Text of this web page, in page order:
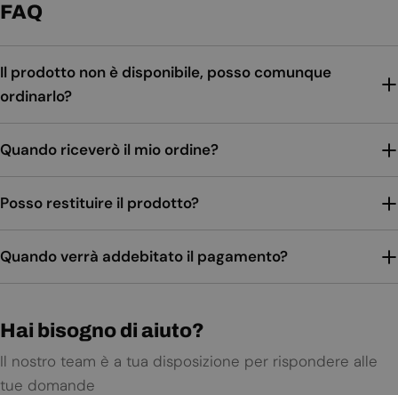
FAQ
Il prodotto non è disponibile, posso comunque
ordinarlo?
Quando riceverò il mio ordine?
Posso restituire il prodotto?
Quando verrà addebitato il pagamento?
Hai bisogno di aiuto?
Il nostro team è a tua disposizione per rispondere alle
tue domande